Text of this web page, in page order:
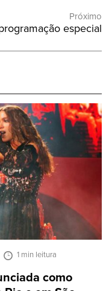
Próximo
especial
1 min leitura
como